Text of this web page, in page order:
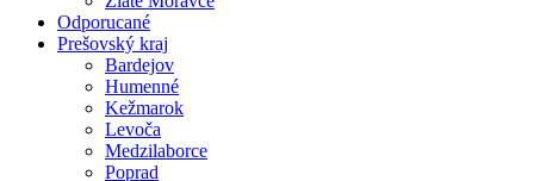
Odporucané
Prešovský kraj
Bardejov
Humenné
Kežmarok
Levoča
Medzilaborce
Poprad